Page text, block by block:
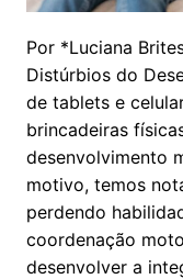
Por *Luciana
Distúrbios do
de tablets e
brincadeiras
desenvolvimento
motivo, temos
perdendo
coordenação
desenvolver a